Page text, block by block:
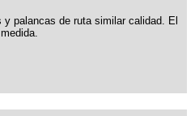
y palancas de ruta similar calidad. El